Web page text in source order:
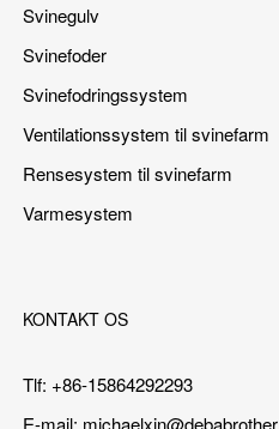
Svinegulv
Svinefoder
Svinefodringssystem
Ventilationssystem til svinefarm
Rensesystem til svinefarm
Varmesystem
KONTAKT OS
Tlf: +86-15864292293
E-mail: